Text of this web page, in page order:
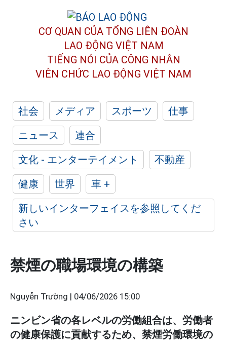
CƠ QUAN CỦA TỔNG LIÊN ĐOÀN
LAO ĐỘNG VIỆT NAM
TIẾNG NÓI CỦA CÔNG NHÂN
VIÊN CHỨC LAO ĐỘNG VIỆT NAM
社会 メディア スポーツ
仕事
ニュース
連合
文化 - エンターテイメント
不動産
健康
世界
車 +
新しいインターフェイスを参照してくだ
さい
禁煙の職場環境の構築
Nguyễn Trường | 04/06/2026 15:00
ニンビン省の各レベルの労働組合は、労働者
の健康保護に貢献するため、禁煙労働環境の